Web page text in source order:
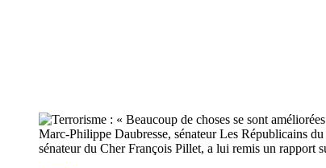
Marc-Philippe Daubresse, sénateur Les Républicains
sénateur du Cher François Pillet, a lui remis un rapport